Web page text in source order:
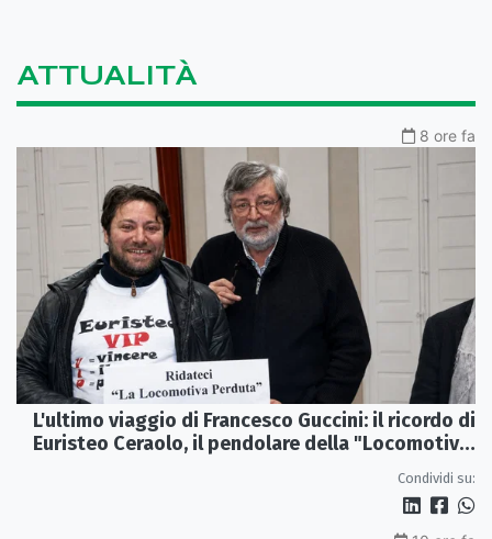
ATTUALITÀ
8 ore fa
L'ultimo viaggio di Francesco Guccini: il ricordo di
Euristeo Ceraolo, il pendolare della "Locomotiva
Condividi su: